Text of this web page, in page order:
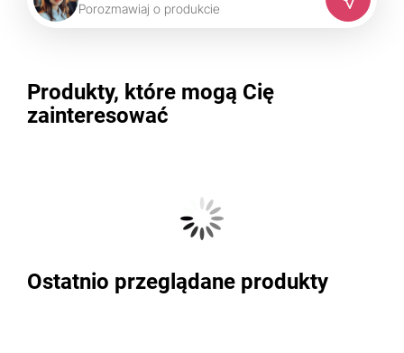
Porozmawiaj o produkcie
Produkty, które mogą Cię
zainteresować
Ostatnio przeglądane produkty